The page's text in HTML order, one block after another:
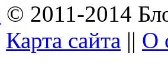
© 2011-2014
Карта сайта || О